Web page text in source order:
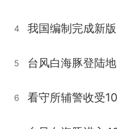
4 我国编制完成新
5 台风白海豚登陆
6 看守所辅警收受